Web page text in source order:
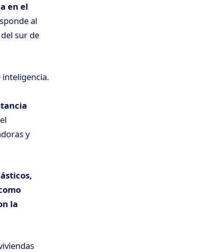
en el
al
sur de
inteligencia.
y
la